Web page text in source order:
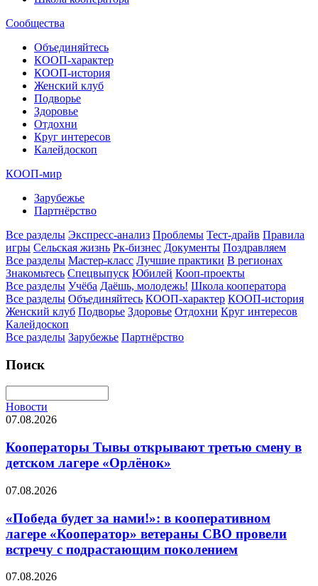
Сообщества
Объединяйтесь
КООП-характер
КООП-история
Женский клуб
Подворье
Здоровье
Отдохни
Круг интересов
Калейдоскоп
КООП-мир
Зарубежье
Партнёрство
Все разделы Экспресс-анализ Проблемы Тест-драйв Правила
игры Сельская жизнь Рк-бизнес Документы Поздравляем
Все разделы Мастер-класс Лучшие практики В регионах
Знакомьтесь Спецвыпуск Юбилей Кооп-проекты
Все разделы Учёба Даёшь, молодежь! Школа кооператора
Все разделы Объединяйтесь КООП-характер КООП-история
Женский клуб Подворье Здоровье Отдохни Круг интересов
Калейдоскоп
Все разделы Зарубежье Партнёрство
Поиск
Новости
07.08.2026
Кооператоры Тывы открывают третью смену в
детском лагере «Орлёнок»
07.08.2026
«Победа будет за нами!»: в кооперативном
лагере «Кооператор» ветераны СВО провели
встречу с подрастающим поколением
07.08.2026